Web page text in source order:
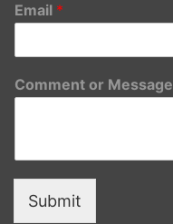
Email *
Comment or Message
Submit